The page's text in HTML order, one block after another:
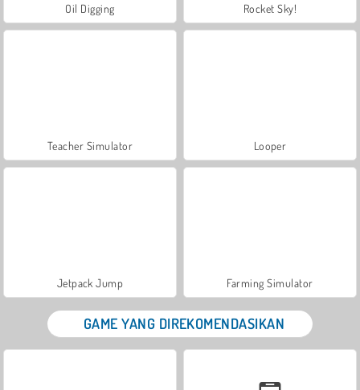
Oil Digging Rocket Sky!
Teacher Simulator Looper
Jetpack Jump Farming Simulator
GAME YANG DIREKOMENDASIKAN